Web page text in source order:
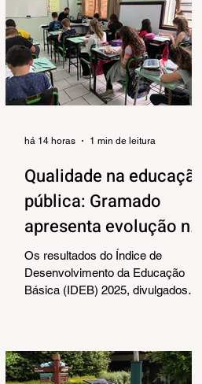
Qualidade na educação
pública: Gramado
apresenta evolução no
IDEB 2025
Os resultados do Índice de
Desenvolvimento da Educação
Básica (IDEB) 2025, divulgados
qualidade do ensino público. Os
dados mostram que as escolas da
há 14 horas 1 min de leitura